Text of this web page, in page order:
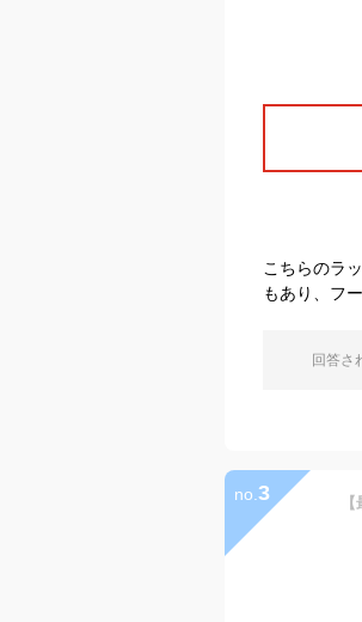
こちらのラ
もあり、フ
回答さ
no. 3